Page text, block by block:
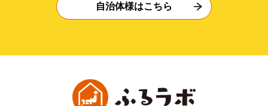
自治体様はこちら